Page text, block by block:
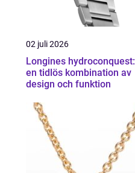
02 juli 2026
Longines hydroconquest:
en tidlös kombination av
design och funktion